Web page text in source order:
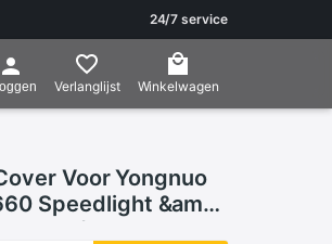
24/7 service
Verlanglijst Winkelwagen
Voor Yongnuo
Speedlight &amp;
1/4 Inch Th